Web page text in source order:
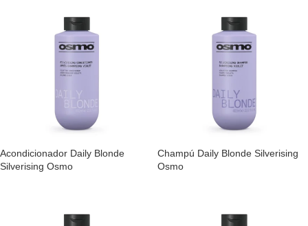
Acondicionador Daily Blonde
Silverising Osmo
Champú Daily Blonde Silverising
Osmo